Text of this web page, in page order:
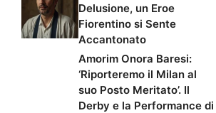
Delusione, un Eroe
Fiorentino si Sente
Accantonato
Amorim Onora Baresi:
‘Riporteremo il Milan al
suo Posto Meritato’. Il
Derby e la Performance di